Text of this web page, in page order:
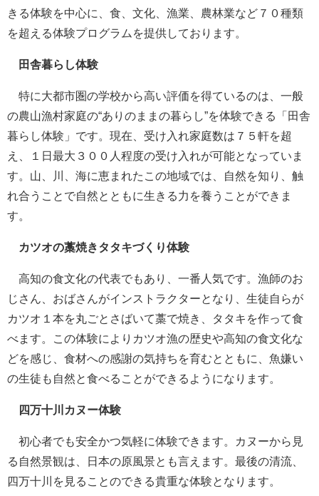
きる体験を中心に、食、文化、漁業、農林業など７０種類
を超える体験プログラムを提供しております。
田舎暮らし体験
特に大都市圏の学校から高い評価を得ているのは、一般
の農山漁村家庭の“ありのままの暮らし”を体験できる「田舎
暮らし体験」です。現在、受け入れ家庭数は７５軒を超
え、１日最大３００人程度の受け入れが可能となっていま
す。山、川、海に恵まれたこの地域では、自然を知り、触
れ合うことで自然とともに生きる力を養うことができま
す。
カツオの藁焼きタタキづくり体験
高知の食文化の代表でもあり、一番人気です。漁師のお
じさん、おばさんがインストラクターとなり、生徒自らが
カツオ１本を丸ごとさばいて藁で焼き、タタキを作って食
べます。この体験によりカツオ漁の歴史や高知の食文化な
どを感じ、食材への感謝の気持ちを育むとともに、魚嫌い
の生徒も自然と食べることができるようになります。
四万十川カヌー体験
初心者でも安全かつ気軽に体験できます。カヌーから見
る自然景観は、日本の原風景とも言えます。最後の清流、
四万十川を見ることのできる貴重な体験となります。